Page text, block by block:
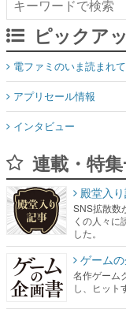
ピックア
電ファミのいま読まれ
アプリセール情報
インタビュー
連載・特
殿堂入
SNS拡散数
くの人々に
した。
ゲーム
名作ゲーム
し、ヒット